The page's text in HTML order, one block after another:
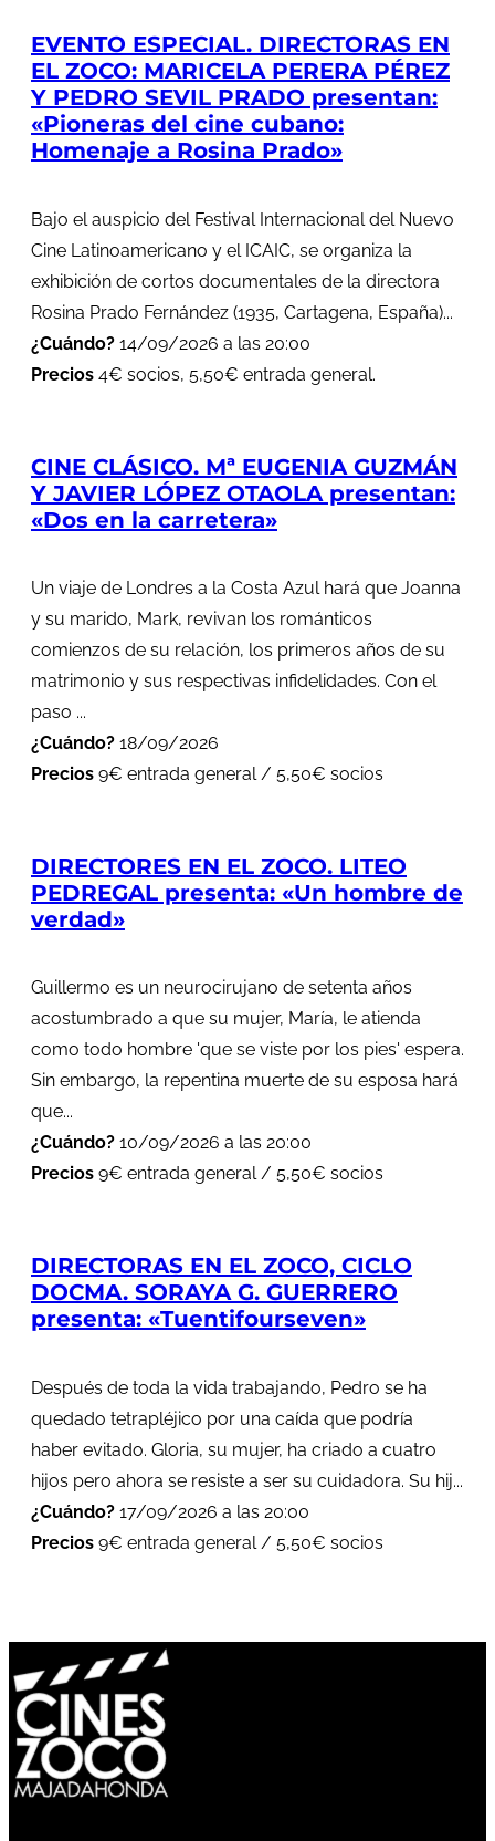
EVENTO ESPECIAL. DIRECTORAS EN
EL ZOCO: MARICELA PERERA PÉREZ
Y PEDRO SEVIL PRADO presentan:
«Pioneras del cine cubano:
Homenaje a Rosina Prado»
Bajo el auspicio del Festival Internacional del Nuevo
Cine Latinoamericano y el ICAIC, se organiza la
exhibición de cortos documentales de la directora
Rosina Prado Fernández (1935, Cartagena, España)...
¿Cuándo? 14/09/2026 a las 20:00
Precios 4€ socios, 5,50€ entrada general.
CINE CLÁSICO. Mª EUGENIA GUZMÁN
Y JAVIER LÓPEZ OTAOLA presentan:
«Dos en la carretera»
Un viaje de Londres a la Costa Azul hará que Joanna
y su marido, Mark, revivan los románticos
comienzos de su relación, los primeros años de su
matrimonio y sus respectivas infidelidades. Con el
paso ...
¿Cuándo? 18/09/2026
Precios 9€ entrada general / 5,50€ socios
DIRECTORES EN EL ZOCO. LITEO
PEDREGAL presenta: «Un hombre de
verdad»
Guillermo es un neurocirujano de setenta años
acostumbrado a que su mujer, María, le atienda
como todo hombre 'que se viste por los pies' espera.
Sin embargo, la repentina muerte de su esposa hará
que...
¿Cuándo? 10/09/2026 a las 20:00
Precios 9€ entrada general / 5,50€ socios
DIRECTORAS EN EL ZOCO, CICLO
DOCMA. SORAYA G. GUERRERO
presenta: «Tuentifourseven»
Después de toda la vida trabajando, Pedro se ha
quedado tetrapléjico por una caída que podría
haber evitado. Gloria, su mujer, ha criado a cuatro
hijos pero ahora se resiste a ser su cuidadora. Su hij...
¿Cuándo? 17/09/2026 a las 20:00
Precios 9€ entrada general / 5,50€ socios